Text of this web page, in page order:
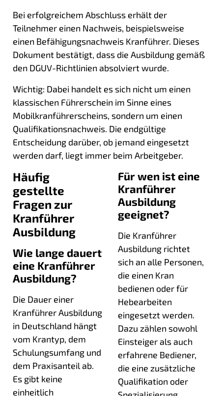
Bei erfolgreichem Abschluss erhält der
Teilnehmer einen Nachweis, beispielsweise
einen Befähigungsnachweis Kranführer. Dieses
Dokument bestätigt, dass die Ausbildung gemäß
den DGUV-Richtlinien absolviert wurde.
Wichtig: Dabei handelt es sich nicht um einen
klassischen Führerschein im Sinne eines
Mobilkranführerscheins, sondern um einen
Qualifikationsnachweis. Die endgültige
Entscheidung darüber, ob jemand eingesetzt
werden darf, liegt immer beim Arbeitgeber.
Häufig
gestellte
Fragen zur
Kranführer
Ausbildung
Wie lange dauert
eine Kranführer
Ausbildung?
Die Dauer einer
Kranführer Ausbildung
in Deutschland hängt
vom Krantyp, dem
Schulungsumfang und
dem Praxisanteil ab.
Es gibt keine
einheitlich
Für wen ist eine
Kranführer
Ausbildung
geeignet?
Die Kranführer
Ausbildung richtet
sich an alle Personen,
die einen Kran
bedienen oder für
Hebearbeiten
eingesetzt werden.
Dazu zählen sowohl
Einsteiger als auch
erfahrene Bediener,
die eine zusätzliche
Qualifikation oder